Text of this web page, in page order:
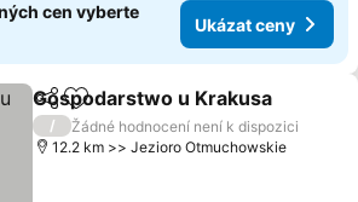
cen vyberte
Ukázat ceny
SdíletPřidat na seznam oblíbených
Gospodarstwo u Krakusa
/
Žádné hodnocení není k dispozici
12.2 km >> Jezioro Otmuchowskie